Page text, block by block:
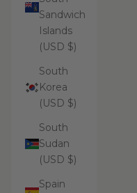
Sandwich
Islands
(USD $)
South
Korea
(USD $)
South
Sudan
(USD $)
Spain